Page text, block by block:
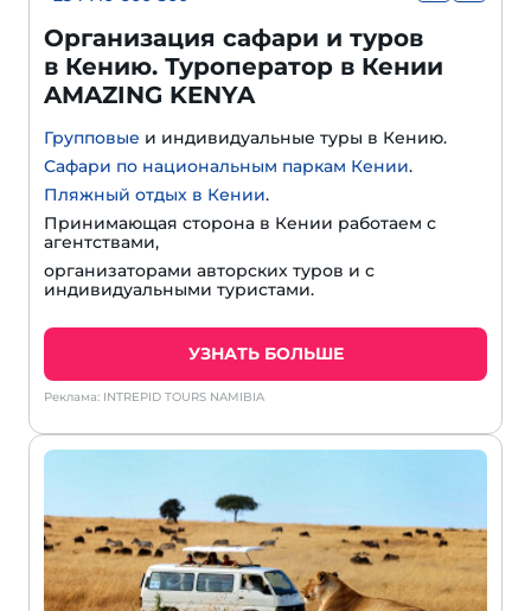
Организация сафари и туров
в Кению. Туроператор в Кении
AMAZING KENYA
Групповые и индивидуальные туры в Кению.
Сафари по национальным паркам Кении.
Пляжный отдых в Кении.
Принимающая сторона в Кении работаем с
агентствами,
организаторами авторских туров и с
индивидуальными туристами.
УЗНАТЬ БОЛЬШЕ
Реклама: INTREPID TOURS NAMIBIA